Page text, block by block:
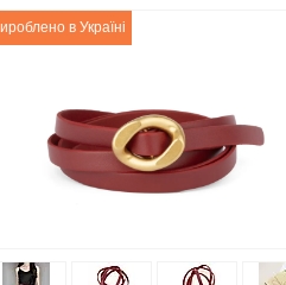
в Україні